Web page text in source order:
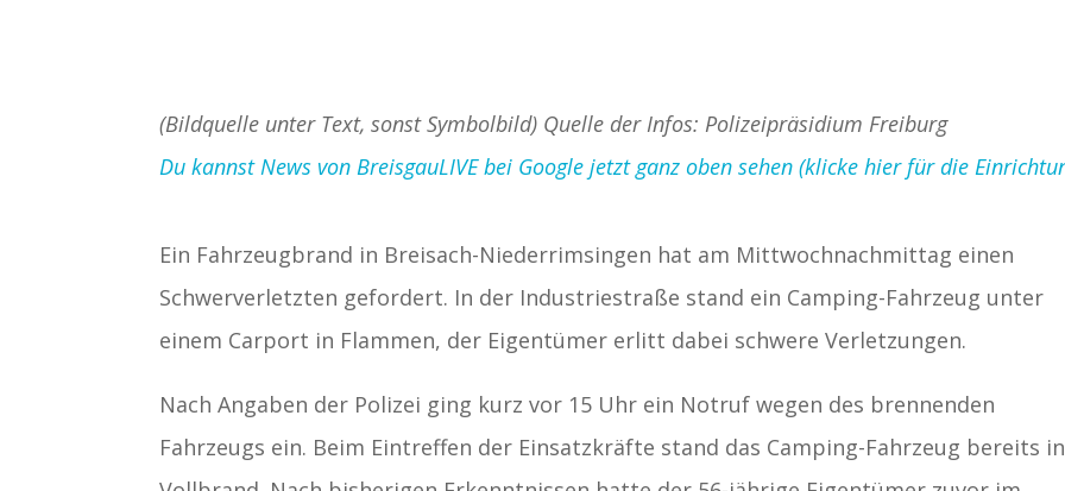
(Bildquelle unter Text, sonst Symbolbild) Quelle der Infos: Polizeipräsidium Freiburg
Du kannst News von BreisgauLIVE bei Google jetzt ganz oben sehen (klicke hier für die
Ein Fahrzeugbrand in Breisach-Niederrimsingen hat am Mittwochnachmittag einen
Schwerverletzten gefordert. In der Industriestraße stand ein Camping-Fahrzeug unter
einem Carport in Flammen, der Eigentümer erlitt dabei schwere Verletzungen.
Nach Angaben der Polizei ging kurz vor 15 Uhr ein Notruf wegen des brennenden
Fahrzeugs ein. Beim Eintreffen der Einsatzkräfte stand das Camping-Fahrzeug bereits in